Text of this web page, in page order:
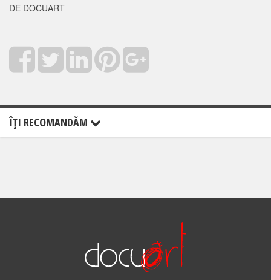
DE DOCUART
ÎŢI RECOMANDĂM